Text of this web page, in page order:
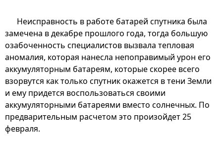
Неисправность в работе батарей спутника была
замечена в декабре прошлого года, тогда большую
озабоченность специалистов вызвала тепловая
аномалия, которая нанесла непоправимый урон его
аккумуляторным батареям, которые скорее всего
взорвутся как только спутник окажется в тени Земли
и ему придется воспользоваться своими
аккумуляторными батареями вместо солнечных. По
предварительным расчетом это произойдет 25
февраля.